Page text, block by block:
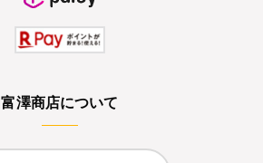
富澤商店について